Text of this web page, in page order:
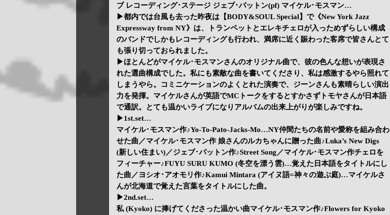
ブ レコーディング･ステージ ジェブ･パットン(pf) マイケル･モスマン…
▶都内では台風も去った昨夜は【BODY&SOUL Special】で《New York Jazz
Expressway from NY》は、トランペットとエレキチェロが入っためずらしい構成
のバンドでしかもレコーディングも行われ、満席に近く賑わった客席で皆さんとて
も張り切っておられました。
▶ほとんどがマイケル･モスマンさんのオリジナル曲で、彼の色んな想いが表現さ
れた選曲構成でした。私にも素敵な曲を書いてくださり、私は感激するやら照れて
しまうやら。コミニケーションのよくとれた演奏で、ジーンさんも素晴らしい演出
力を発揮。マイケルさんが英語でMCトークをするとすかさずトモヤさんが日本語
で通訳。とても温かいライブになりアルバムの出来上がりが楽しみですね。
▶1st.set…
マイケル･モスマン作♪Yo-To-Pato-Jacks-Mo…NY仲間たちの名前や愛称を組み合わ
せた曲／マイケル･モスマン作 娘さんのルカちゃんに贈った曲♪Luka’s New Digs
(新しい住まい)／ジェブ･パットン作♪Street Song／マイケル･モスマン作チェロを
フィーチャー♪FUYU SURU KUMO (冬空を漂う雲)…覚えた日本語をタイトルにし
た曲／ヨシオ･アオモリ作♪Kamui Mintara (アイヌ語=神々の遊ぶ庭)…マイケルさ
んが北海道で覚えた言葉をタイトルにした曲。
▶2nd.set…
私 (Kyoko) に捧げてくださった温かい曲マイケル･モスマン作♪Flowers for Kyoko